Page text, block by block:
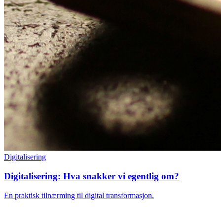
Digitalisering
Digitalisering: Hva snakker vi egentlig om?
En praktisk tilnærming til digital transformasjon.